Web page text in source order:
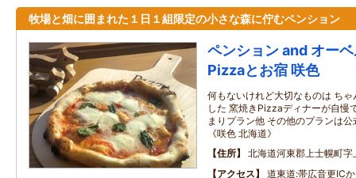
牧場と畑に囲まれた１日１組限定の小さな森に佇むペンション
ペンション and オー
Pizzaとお宿 咲色
何もないけれど大切なものは ち
した 窯焼きPizzaディナーが自慢
まりプラン他 その他のプランは
《咲色 北海道》
住所
北海道河東郡上士幌町
アクセス
道東道:帯広音更IC